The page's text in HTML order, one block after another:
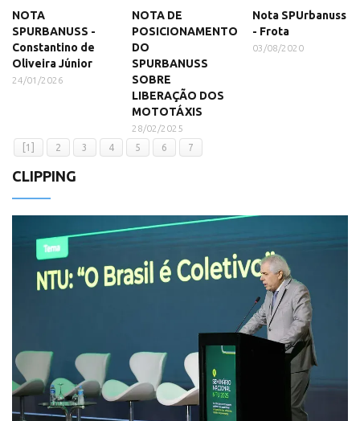
NOTA
SPURBANUSS -
Constantino de
Oliveira Júnior
24/01/2026
NOTA DE
POSICIONAMENTO
DO
SPURBANUSS
SOBRE
LIBERAÇÃO DOS
MOTOTÁXIS
28/02/2025
Nota SPUrbanuss
- Frota
03/08/2020
[1] 2 3 4 5 6 7
CLIPPING